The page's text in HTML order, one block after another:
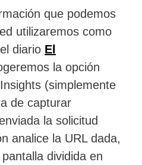
que podemos
utilizaremos como
diario El
la opción
(simplemente
de capturar
la solicitud
analice la URL dada,
dividida en